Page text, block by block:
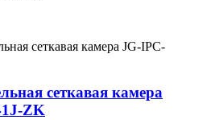
сеткавая камера
ZK